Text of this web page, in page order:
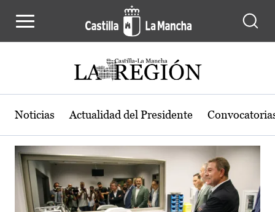
Actualidad de la región de Castilla-
Noticias Actualidad del Presidente